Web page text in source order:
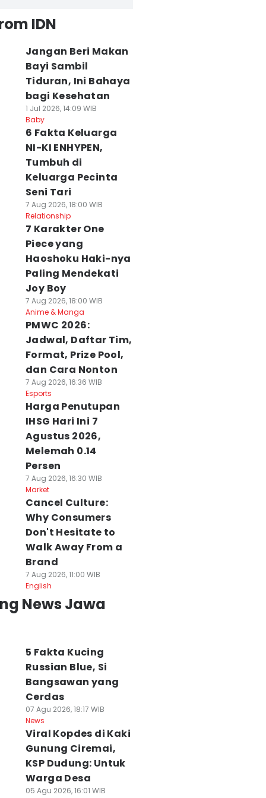
IDN
Jangan Beri Makan
Bayi Sambil
Tiduran, Ini Bahaya
bagi Kesehatan
1 Jul 2026, 14:09 WIB
Baby
6 Fakta Keluarga
NI-KI ENHYPEN,
Tumbuh di
Keluarga Pecinta
Seni Tari
7 Aug 2026, 18:00 WIB
Relationship
7 Karakter One
Piece yang
Haoshoku Haki-nya
Paling Mendekati
Joy Boy
7 Aug 2026, 18:00 WIB
Anime & Manga
PMWC 2026:
Jadwal, Daftar Tim,
Format, Prize Pool,
dan Cara Nonton
7 Aug 2026, 16:36 WIB
Esports
Harga Penutupan
IHSG Hari Ini 7
Agustus 2026,
Melemah 0.14
Persen
7 Aug 2026, 16:30 WIB
Market
Cancel Culture:
Why Consumers
Don't Hesitate to
Walk Away From a
Brand
7 Aug 2026, 11:00 WIB
English
News Jawa
5 Fakta Kucing
Russian Blue, Si
Bangsawan yang
Cerdas
07 Agu 2026, 18:17 WIB
News
Viral Kopdes di Kaki
Gunung Ciremai,
KSP Dudung: Untuk
Warga Desa
05 Agu 2026, 16:01 WIB